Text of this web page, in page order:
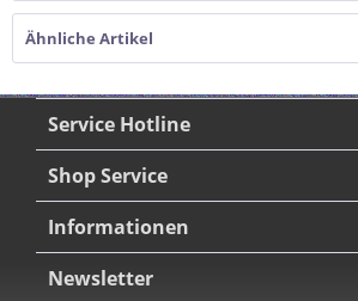
Ähnliche Artikel
Service Hotline
Shop Service
Informationen
Newsletter